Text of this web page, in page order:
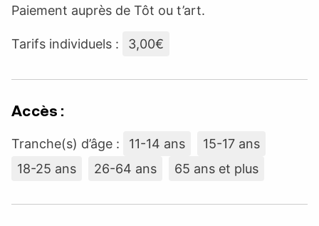
Paiement auprès de Tôt ou t’art.
Tarifs individuels : 3,00€
Accès :
Tranche(s) d’âge : 11-14 ans
15-17 ans
18-25 ans
26-64 ans 65 ans et plus